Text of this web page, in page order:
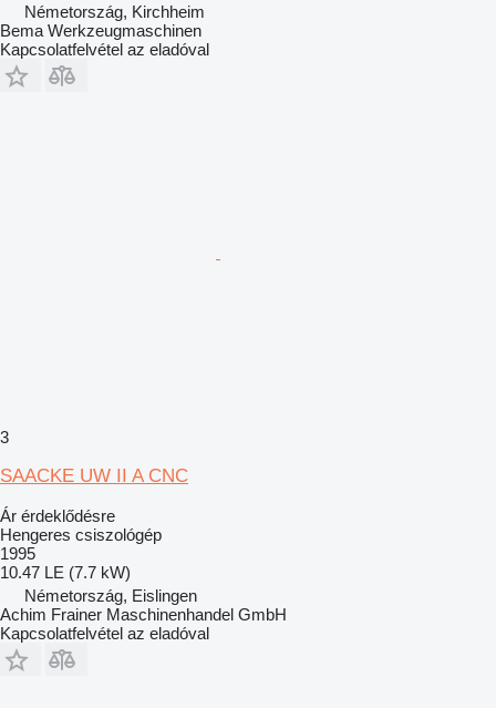
Németország, Kirchheim
Bema Werkzeugmaschinen
Kapcsolatfelvétel az eladóval
3
SAACKE UW II A CNC
Ár érdeklődésre
Hengeres csiszológép
1995
10.47 LE (7.7 kW)
Németország, Eislingen
Achim Frainer Maschinenhandel GmbH
Kapcsolatfelvétel az eladóval